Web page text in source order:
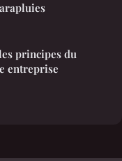
principes du
entreprise